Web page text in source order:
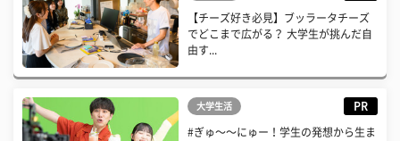
【チーズ好き必見】ブッラータチーズ
でどこまで広がる？ 大学生が挑んだ自
由す...
大学生活 PR
#ぎゅ〜〜にゅー！学生の発想から生ま